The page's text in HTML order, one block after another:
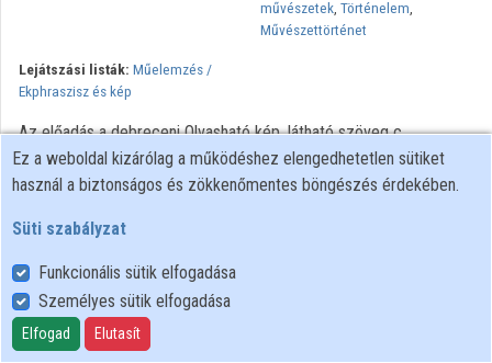
művészetek, Történelem,
Művészettörténet
Lejátszási listák: Műelemzés /
Ekphraszisz és kép
Az előadás a debreceni Olvasható kép, látható szöveg c.
konferencia keretein belül hangzott el.
Felhasználói szabályzat
Adatkezelési tájékoztató
Süti szabályzat
Ez a weboldal kizárólag a működéshez elengedhetetlen sütiket
használ a biztonságos és zökkenőmentes böngészés érdekében.
Süti szabályzat
Funkcionális sütik elfogadása
Személyes sütik elfogadása
Elfogad Elutasít